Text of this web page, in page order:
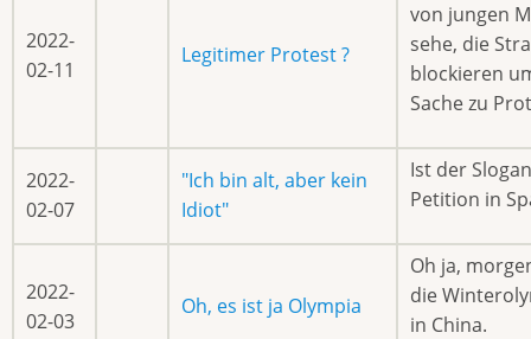
2022-
02-11
Legitimer Protest ?
von jungen
sehe, die
blockieren
Sache zu
2022-
02-07
"Ich bin alt, aber kein
Idiot"
Ist der
Petition in
2022-
02-03
Oh, es ist ja Olympia
Oh ja,
die
in China.